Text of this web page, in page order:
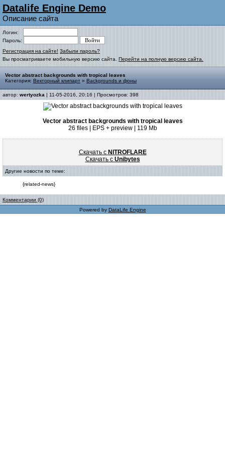
Datalife Engine Demo
Описание сайта
Логин:
Пароль:
Регистрация на сайте! Забыли пароль?
Вы просматриваете мобильную версию сайта. Перейти на полную версию сайта.
Vector abstract backgrounds with tropical leaves
Категория: Векторный клипарт » Backgrounds и фоны
автор: wertyozka | 11-05-2016, 20:16 | Просмотров: 398
Vector abstract backgrounds with tropical leaves
26 files | EPS + preview | 119 Mb
Скачать с NITROFLARE
Скачать с Unibytes
Другие новости по теме:
{related-news}
Комментарии (0)
Powered by DataLife Engine